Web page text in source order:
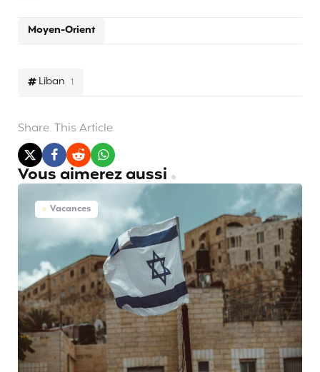
Liban 1
Moyen-Orient
Share This Article
Vous aimerez aussi
Vacances